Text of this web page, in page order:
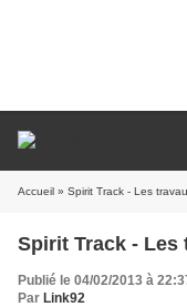
Accueil » Spirit Track - Les
Spirit Track - Les
Publié le 04/02/2013 à
Par Link92